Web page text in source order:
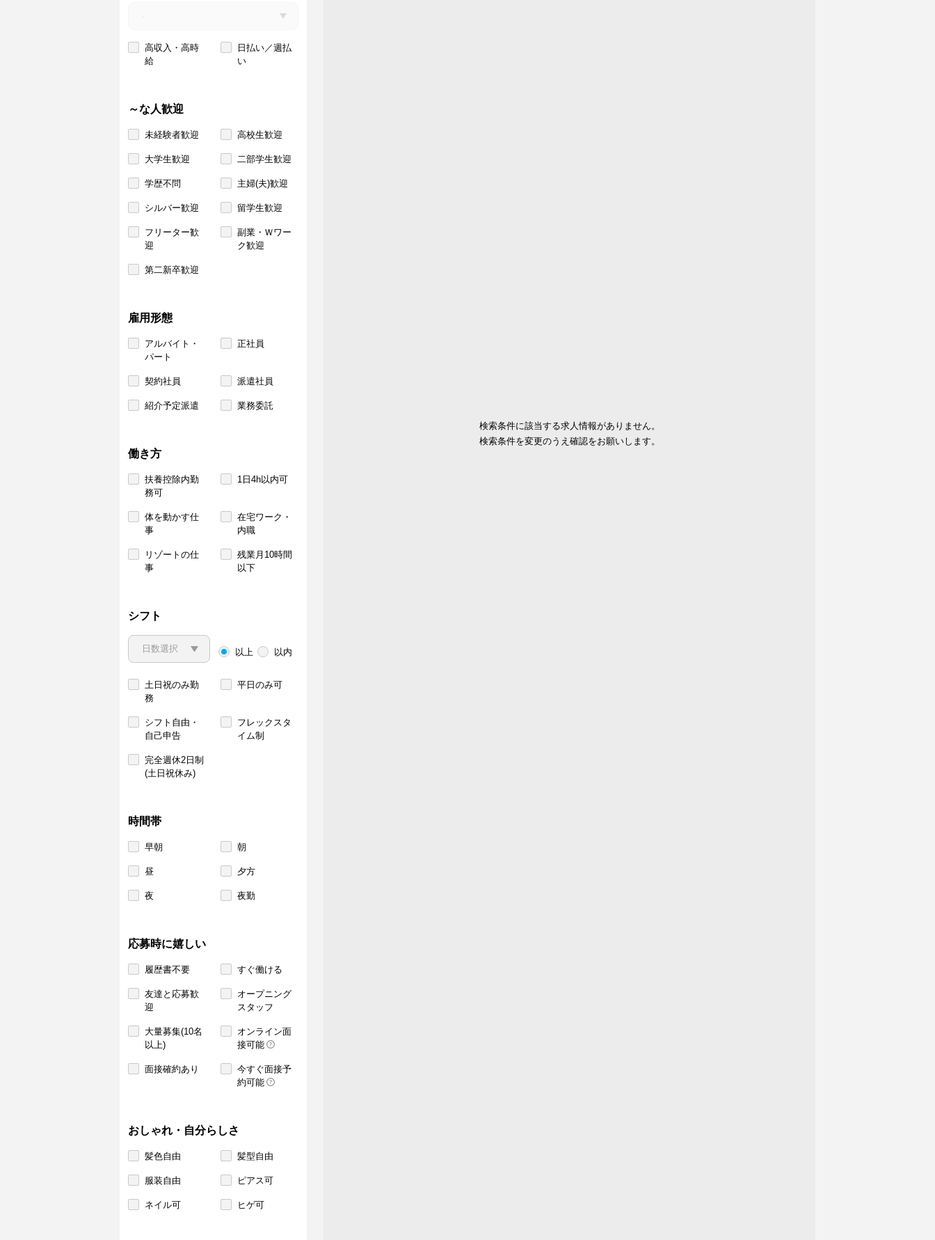
高収入・高時
給
日払い／週払
い
～な人歓迎
未経験者歓迎 高校生歓迎
大学生歓迎 二部学生歓迎
学歴不問 主婦(夫)歓迎
シルバー歓迎 留学生歓迎
フリーター歓
迎
副業・Ｗワー
ク歓迎
第二新卒歓迎
雇用形態
アルバイト・
パート
正社員
契約社員 派遣社員
紹介予定派遣 業務委託
働き方
扶養控除内勤
務可
1日4h以内可
体を動かす仕
事
在宅ワーク・
内職
リゾートの仕
事
残業月10時間
以下
シフト
以上 以内
土日祝のみ勤
務
平日のみ可
シフト自由・
自己申告
フレックスタ
イム制
完全週休2日制
(土日祝休み)
時間帯
早朝 朝
昼 夕方
夜 夜勤
応募時に嬉しい
履歴書不要 すぐ働ける
友達と応募歓
迎
オープニング
スタッフ
大量募集(10名
以上)
オンライン面
接可能
面接確約あり
今すぐ面接予
約可能
おしゃれ・自分らしさ
髪色自由 髪型自由
服装自由 ピアス可
ネイル可 ヒゲ可
検索条件に該当する求人情報がありません。
検索条件を変更のうえ確認をお願いします。